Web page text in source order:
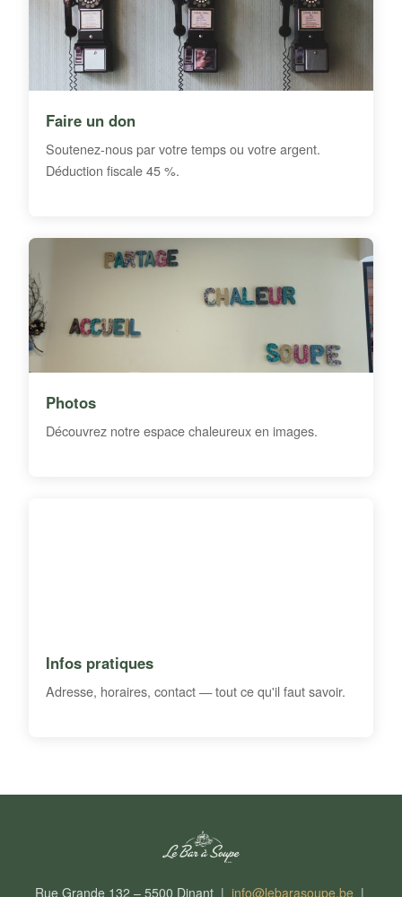
Faire un don
Soutenez-nous par votre temps ou votre argent.
Déduction fiscale 45 %.
Photos
Découvrez notre espace chaleureux en images.
Infos pratiques
Adresse, horaires, contact — tout ce qu'il faut savoir.
Rue Grande 132 – 5500 Dinant | info@lebarasoupe.be|